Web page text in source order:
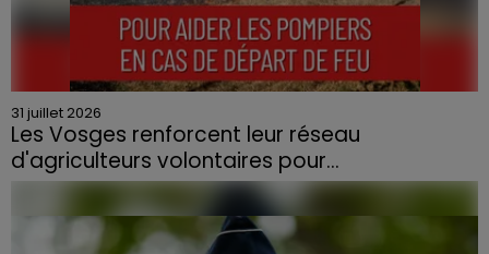
31 juillet 2026
Les Vosges renforcent leur réseau
d'agriculteurs volontaires pour...
Face à la sécheresse et aux risques de départs de feu,
la Chambre d'agriculture des Vosges a lancé un appel
aux agriculteurs volontaires pour venir en aide...